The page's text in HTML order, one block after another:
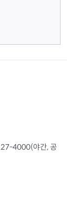
4000(야간, 공